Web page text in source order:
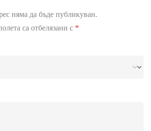
няма да бъде публикуван.
са отбелязани с *